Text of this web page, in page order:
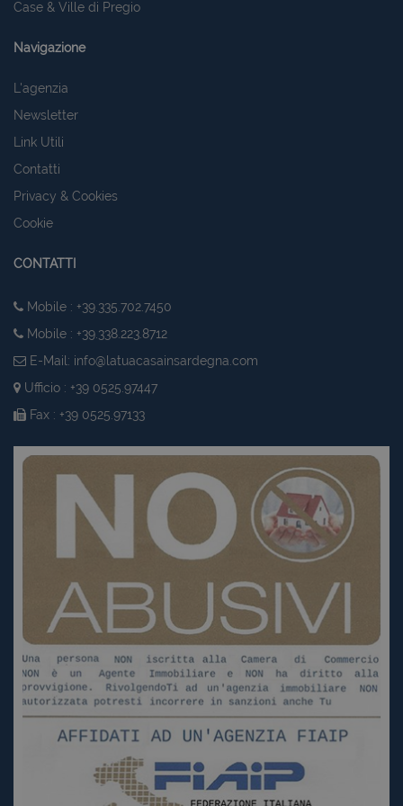
Case & Ville di Pregio
Navigazione
L'agenzia
Newsletter
Link Utili
Contatti
Privacy & Cookies
Cookie
CONTATTI
Mobile : +39.335.702.7450
Mobile : +39.338.223.8712
E-Mail: info@latuacasainsardegna.com
Ufficio : +39 0525.97447
Fax : +39 0525.97133